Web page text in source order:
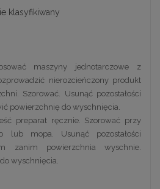
klasyfikiwany
maszyny jednotarczowe z
nierozcieńczony produkt
Szorować. Usunąć pozostałości
powierzchnię do wyschnięcia.
preparat ręcznie. Szorować przy
lub mopa. Usunąć pozostałości
zanim powierzchnia wyschnie.
wyschnięcia.